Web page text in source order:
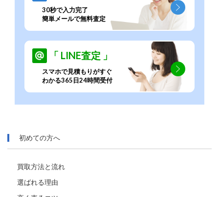
30秒で入力完了
簡単メールで無料査定
「 LINE査定 」
スマホで見積もりがすぐ
わかる365日24時間受付
初めての方へ
買取方法と流れ
選ばれる理由